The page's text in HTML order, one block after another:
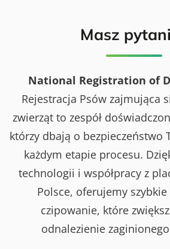
Masz
National Registration of
Rejestracja Psów zajmująca
zwierząt to zespół
którzy dbają o bezpieczeństwo
każdym etapie procesu.
technologii i współpracy z
Polsce, oferujemy
czipowanie, które
odnalezienie